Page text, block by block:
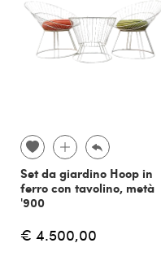
Set da giardino Hoop in
ferro con tavolino, metà
'900
€ 4.500,00